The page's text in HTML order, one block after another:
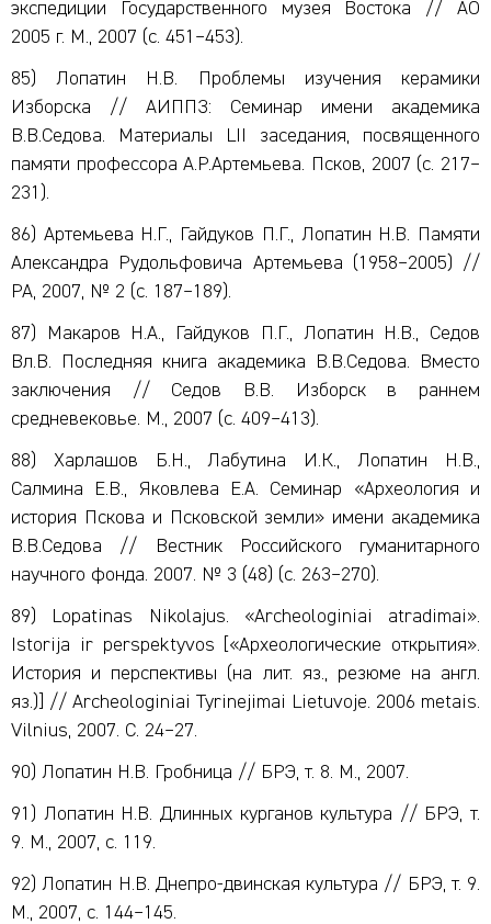
экспедиции Государственного музея Востока // АО
2005 г. М., 2007 (с. 451–453).
85) Лопатин Н.В. Проблемы изучения керамики
Изборска // АИППЗ: Семинар имени академика
В.В.Седова. Материалы LII заседания, посвященного
памяти профессора А.Р.Артемьева. Псков, 2007 (с. 217–
231).
86) Артемьева Н.Г., Гайдуков П.Г., Лопатин Н.В. Памяти
Александра Рудольфовича Артемьева (1958–2005) //
РА, 2007, № 2 (с. 187–189).
87) Макаров Н.А., Гайдуков П.Г., Лопатин Н.В., Седов
Вл.В. Последняя книга академика В.В.Седова. Вместо
заключения // Седов В.В. Изборск в раннем
средневековье. М., 2007 (с. 409–413).
88) Харлашов Б.Н., Лабутина И.К., Лопатин Н.В.,
Салмина Е.В., Яковлева Е.А. Семинар «Археология и
история Пскова и Псковской земли» имени академика
В.В.Седова // Вестник Российского гуманитарного
научного фонда. 2007. № 3 (48) (с. 263–270).
89) Lopatinas Nikolajus. «Archeologiniai atradimai».
Istorija ir perspektyvos [«Археологические открытия».
История и перспективы (на лит. яз., резюме на англ.
яз.)] // Archeologiniai Tyrinejimai Lietuvoje. 2006 metais.
Vilnius, 2007. C. 24–27.
90) Лопатин Н.В. Гробница // БРЭ, т. 8. М., 2007.
91) Лопатин Н.В. Длинных курганов культура // БРЭ, т.
9. М., 2007, с. 119.
92) Лопатин Н.В. Днепро-двинская культура // БРЭ, т. 9.
М., 2007, с. 144–145.